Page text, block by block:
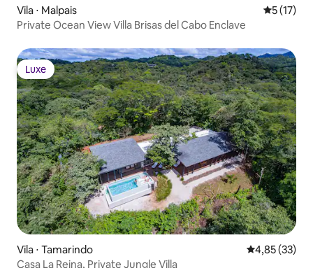
Vila ⋅ Malpais 5 de uma
5 (17)
Private Ocean View Villa Brisas del Cabo Enclave
Luxe
Luxe
Vila ⋅ Tamarindo 4,85 de uma
4,85 (33)
Casa La Reina, Private Jungle Villa